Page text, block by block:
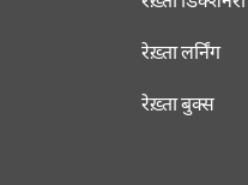
रेख़्ता लर्निंग
रेख़्ता बुक्स